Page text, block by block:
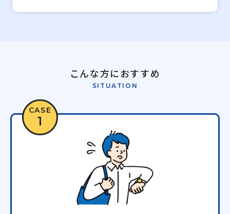
こんな方におすすめ
SITUATION
CASE
1